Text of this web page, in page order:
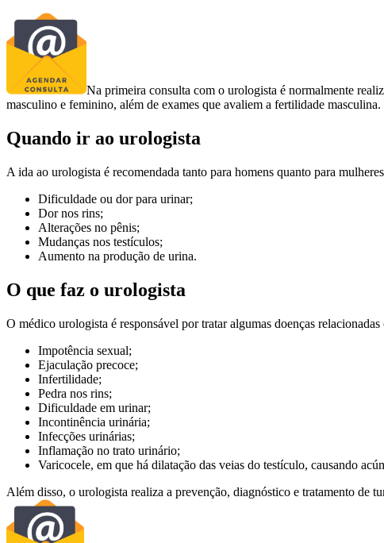
Na primeira consulta com o urologista é normalmente
masculino e feminino, além de exames que avaliem a fertilidade masculina.
Quando ir ao urologista
A ida ao urologista é recomendada tanto para homens quanto para
Dificuldade ou dor para urinar;
Dor nos rins;
Alterações no pênis;
Mudanças nos testículos;
Aumento na produção de urina.
O que faz o urologista
O médico urologista é responsável por tratar algumas doenças
Impotência sexual;
Ejaculação precoce;
Infertilidade;
Pedra nos rins;
Dificuldade em urinar;
Incontinência urinária;
Infecções urinárias;
Inflamação no trato urinário;
Varicocele, em que há dilatação das veias do testículo, causando
Além disso, o urologista realiza a prevenção, diagnóstico e tratamento de